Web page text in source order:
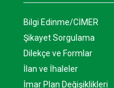
Bilgi Edinme/CİMER
Şikayet Sorgulama
Dilekçe ve Formlar
İlan ve İhaleler
İmar Plan Değişiklikleri